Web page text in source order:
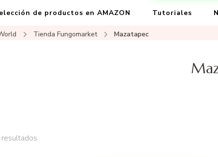
de productos en AMAZON Tutoriales
Tienda Fungomarket Mazatapec